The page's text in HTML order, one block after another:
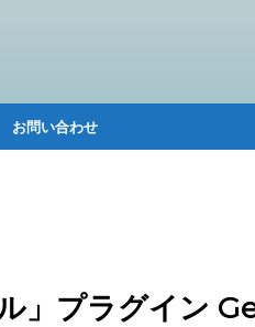
お問い合わせ
」プラグイン